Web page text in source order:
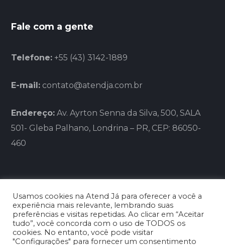
Fale com a gente
Telefone: +55 (43) 3142-1889
E-mail: contato@atendja.com.br
Endereço: Av. Ayrton Senna da Silva, 500, SALA
501- Gleba Palhano, Londrina – PR, CEP: 86050-
460
BLG FRANCHISING LTDA - CNPJ:
26.059.706/0001-12
Usamos cookies na Atend Já para oferecer a você a
experiência mais relevante, lembrando suas
preferências e visitas repetidas. Ao clicar em “Aceitar
tudo”, você concorda com o uso de TODOS os
cookies. No entanto, você pode visitar
"Configurações" para fornecer um consentimento